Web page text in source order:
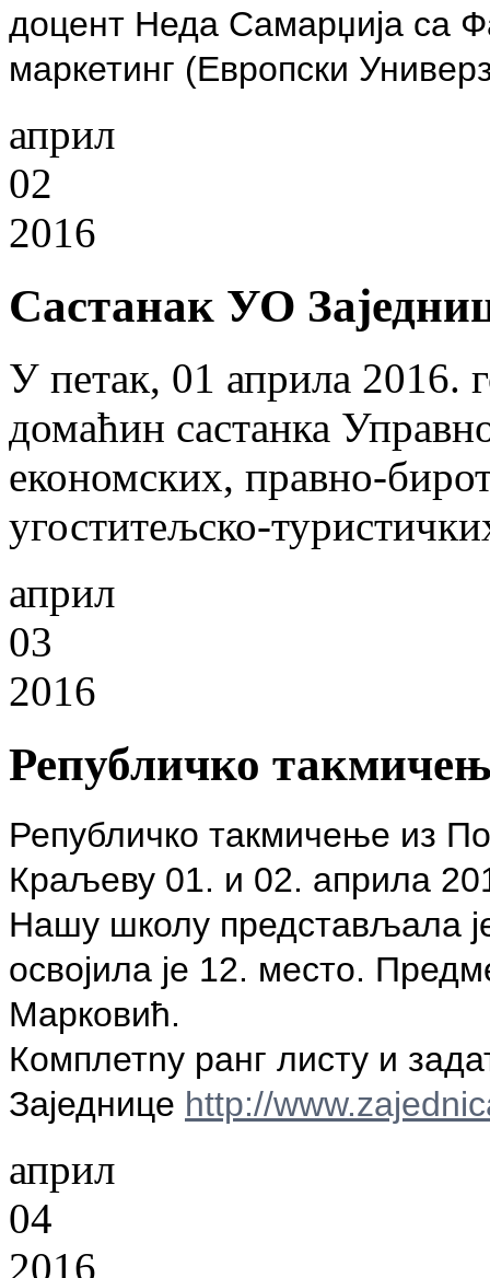
доцент Неда Самарџија са
маркетинг (Европски
април
02
2016
Састанак УО
У петак, 01 априла 2016.
домаћин састанка
економских, правно-
угоститељско-
април
03
2016
Републичко
Републичко такмичење из
Краљеву 01. и 02. априла
Нашу школу представљала
освојила је 12. место.
Марковић.
Комплетnу ранг листу и
Заједнице http://
април
04
2016